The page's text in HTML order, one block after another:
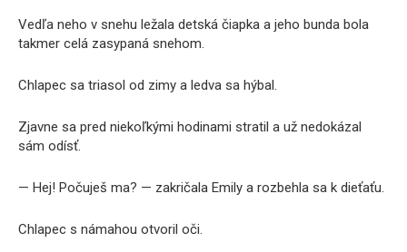
Vedľa neho v snehu ležala detská čiapka a jeho bunda bola
takmer celá zasypaná snehom.
Chlapec sa triasol od zimy a ledva sa hýbal.
Zjavne sa pred niekoľkými hodinami stratil a už nedokázal
sám odísť.
— Hej! Počuješ ma? — zakričala Emily a rozbehla sa k dieťaťu.
Chlapec s námahou otvoril oči.